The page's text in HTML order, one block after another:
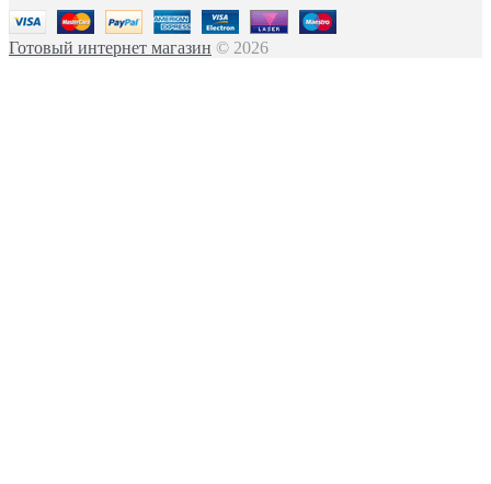
Готовый интернет магазин © 2026